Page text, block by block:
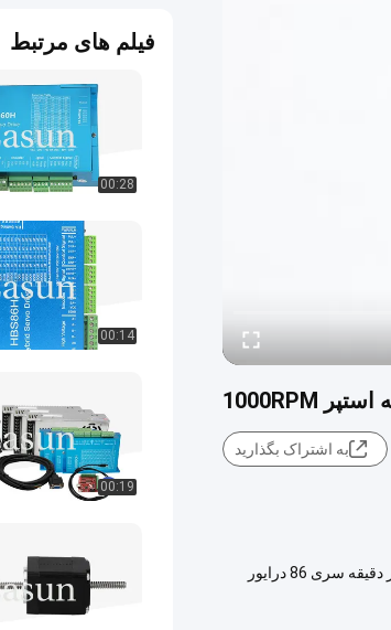
به اشتراک بگذارید
درایور استپر موتور حلقه بسته Nema34 با سرعت 1000 دور در دقیقه درایور سروو هیبریدی HBS860H با سرعت 1000 دور در دقیقه سری 86 درایور
فیلم های مرتبط
00:28
00:14
00:19